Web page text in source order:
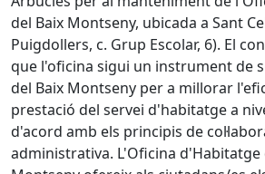
del Baix Montseny, ubicada a Sant
Puigdollers, c. Grup Escolar, 6). El
que l'oficina sigui un instrument de
del Baix Montseny per a millorar
prestació del servei d'habitatge a
d'acord amb els principis de
administrativa. L'Oficina d'Habitatge